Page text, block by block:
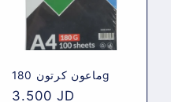
ماعون كرتون 180g
Regular
3.500 JD